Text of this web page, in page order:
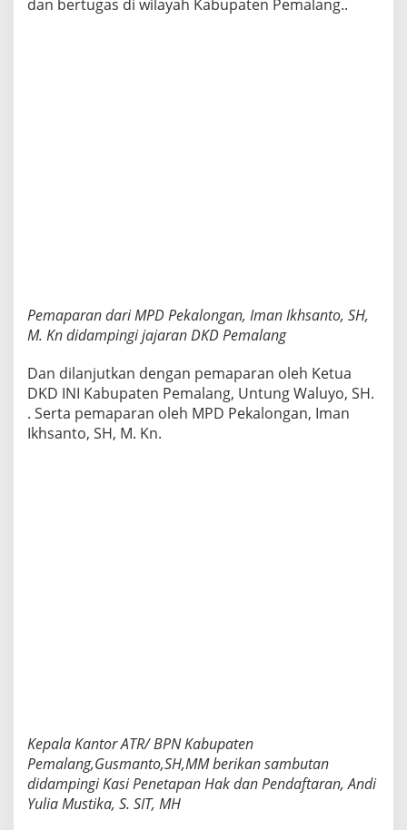
dan bertugas di wilayah Kabupaten Pemalang..
Pemaparan dari MPD Pekalongan, Iman Ikhsanto, SH,
M. Kn didampingi jajaran DKD Pemalang
Dan dilanjutkan dengan pemaparan oleh Ketua
DKD INI Kabupaten Pemalang, Untung Waluyo, SH.
. Serta pemaparan oleh MPD Pekalongan, Iman
Ikhsanto, SH, M. Kn.
Kepala Kantor ATR/ BPN Kabupaten
Pemalang,Gusmanto,SH,MM berikan sambutan
didampingi Kasi Penetapan Hak dan Pendaftaran, Andi
Yulia Mustika, S. SIT, MH